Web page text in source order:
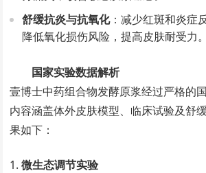
舒缓抗炎与抗氧化：减少红斑和炎症
降低氧化损伤风险，提高皮肤耐受力。
国家实验数据解析
壹博士中药组合物发酵原浆经过严格的
内容涵盖体外皮肤模型、临床试验及舒
果如下：
微生态调节实验